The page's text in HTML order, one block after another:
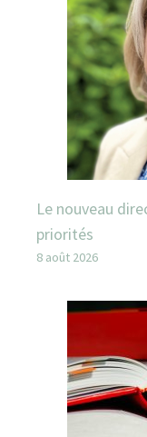
Le nouveau
priorités
8 août 2026